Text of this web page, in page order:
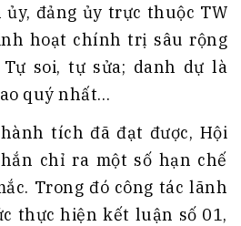
đảng ủy trực thuộc TW
hoạt chính trị sâu rộng
soi, tự sửa; danh dự là
quý nhất…
tích đã đạt được, Hội
chỉ ra một số hạn chế
Trong đó công tác lãnh
thực hiện kết luận số 01,